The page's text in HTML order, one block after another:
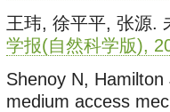
王玮, 徐平平, 张源.
学报(自然科学版),
Shenoy N,
medium access